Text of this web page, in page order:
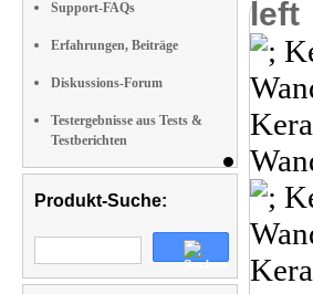
Support-FAQs
Erfahrungen, Beiträge
Diskussions-Forum
Testergebnisse aus Tests &
Testberichten
Produkt-Suche:
left